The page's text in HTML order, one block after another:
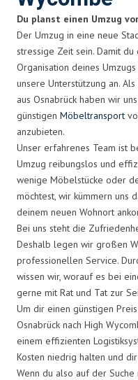
Du planst einen Umzug
Der Umzug in eine neue
stressige Zeit sein. Damit
Organisation deines
unsere Unterstützung an.
aus Osnabrück haben wir
günstigen Möbeltransport
anzubieten.
Unser erfahrenes Team ist
Umzug reibungslos und
wenige Möbelstücke oder
möchtest, wir kümmern uns
deinem neuen Wohnort
Bei uns steht die
Deshalb legen wir großen
professionellen Service.
wissen wir, worauf es bei
gerne mit Rat und Tat zur
Um dir einen günstigen
Osnabrück nach High
einem effizienten
Kosten niedrig halten und
Wenn du also auf der